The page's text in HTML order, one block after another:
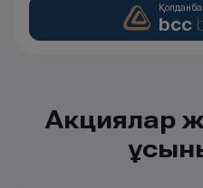
bcc
Акциялар